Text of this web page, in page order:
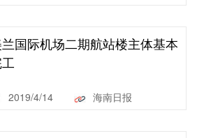
国际机场二期航站楼主体基本
2019/4/14 海南日报